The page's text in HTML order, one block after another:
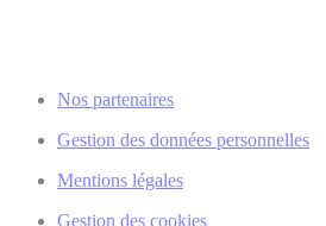
Nos partenaires
Gestion des données personnelles
Mentions légales
Gestion des cookies